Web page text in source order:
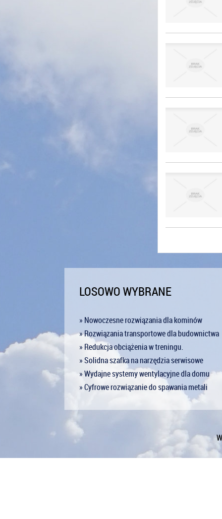
LOSOWO WYBRANE
» Nowoczesne rozwiązania dla kominów
» Rozwiązania transportowe dla budownictwa
» Redukcja obciążenia w treningu.
» Solidna szafka na narzędzia serwisowe
» Wydajne systemy wentylacyjne dla domu
» Cyfrowe rozwiązanie do spawania metali